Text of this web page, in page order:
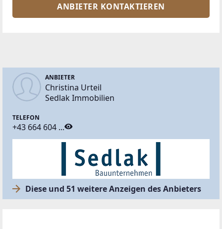
ANBIETER KONTAKTIEREN
ANBIETER
Christina Urteil
Sedlak Immobilien
TELEFON
+43 664 604 ...
Diese und 51 weitere Anzeigen des Anbieters